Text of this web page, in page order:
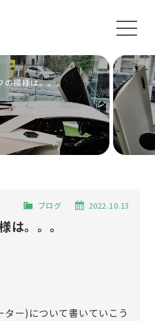
の模様は。。。
2022.10.13
ブログ
は。。。
ー)について書いていこう